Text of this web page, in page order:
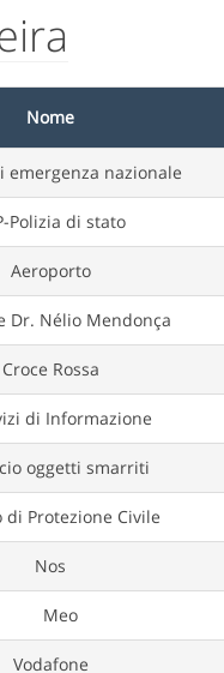
Nome
emergenza nazionale
Polizia di stato
Aeroporto
Dr. Nélio Mendonça
Croce Rossa
di Informazione
oggetti smarriti
di Protezione Civile
Nos
Meo
Vodafone